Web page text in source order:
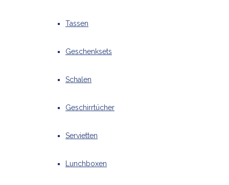
Tassen
Geschenksets
Schalen
Geschirrtücher
Servietten
Lunchboxen